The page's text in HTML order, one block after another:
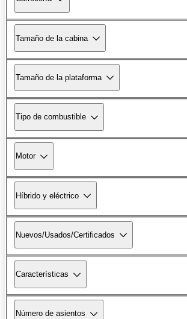
Tamaño de la cabina
Tamaño de la plataforma
Tipo de combustible
Motor
Híbrido y eléctrico
Nuevos/Usados/Certificados
Características
Número de asientos